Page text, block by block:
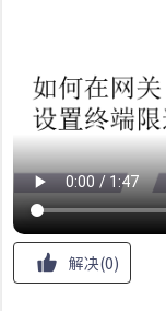
解决(0)